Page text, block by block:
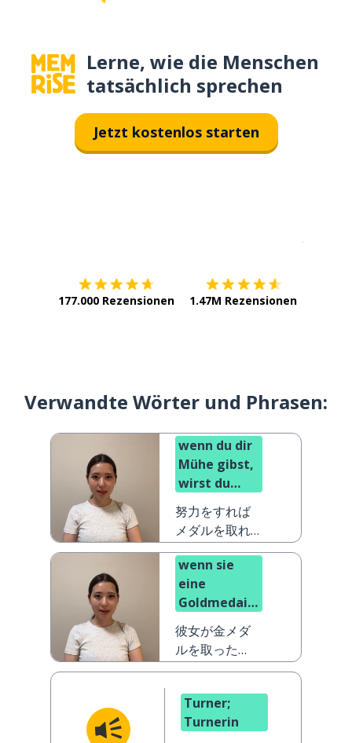
Lerne, wie die Menschen
tatsächlich sprechen
Jetzt kostenlos starten
177.000 Rezensionen 1.47M Rezensionen
Verwandte Wörter und Phrasen:
wenn du dir
Mühe gibst,
wirst du
eine
Medaille
gewinnen
努力をすれば
メダルを取れ
ます
wenn sie
eine
Goldmedaille
gewinnt,
werde ich
sehr stolz
sein
彼女が金メダ
ルを取った
ら、私はとて
ます
Turner;
Turnerin